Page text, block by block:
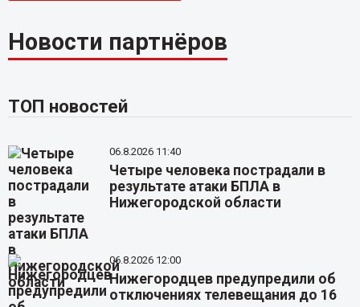
Новости партнёров
ТОП новостей
06.8.2026 11:40
Четыре человека пострадали в
результате атаки БПЛА в
Нижегородской области
06.8.2026 12:00
Нижегородцев предупредили об
отключениях телевещания до 16